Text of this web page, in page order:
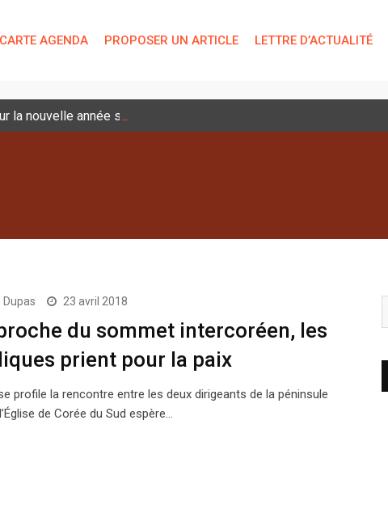
CARTE AGENDA PROPOSER UN ARTICLE LETTRE D’ACTUALITÉ
la nouvelle année scolaire
Dupas 23 avril 2018
du sommet intercoréen, les
prient pour la paix
profile la rencontre entre les deux dirigeants de la péninsule
de Corée du Sud espère…